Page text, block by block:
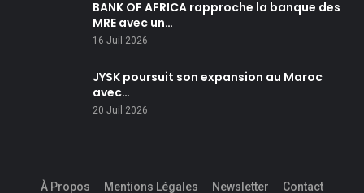
BANK OF AFRICA rapproche la banque des
MRE avec un…
16 Juil 2026
JYSK poursuit son expansion au Maroc
avec…
20 Juil 2026
À Propos Mentions Légales Newsletter Contact